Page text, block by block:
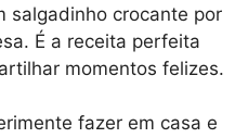
salgadinho crocante por
É a receita perfeita
momentos felizes.
fazer em casa e